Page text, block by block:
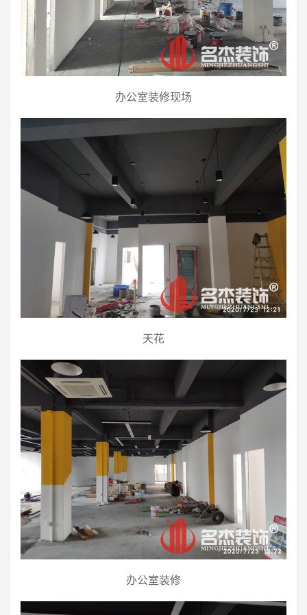
办公室装修现场
天花
办公室装修